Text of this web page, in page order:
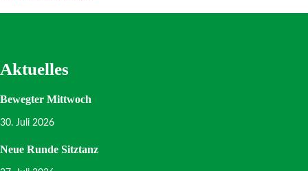
Aktuelles
Bewegter Mittwoch
30. Juli 2026
Neue Runde Sitztanz